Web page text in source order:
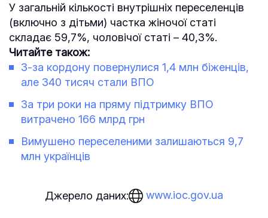
У загальній кількості внутрішніх переселенців
(включно з дітьми) частка жіночої статі
складає 59,7%, чоловічої статі – 40,3%.
Читайте також:
З-за кордону повернулися 1,4 млн біженців,
але 340 тисяч стали ВПО
За три роки на пряму підтримку ВПО
витрачено 166 млрд грн
Вимушено переселеними залишаються 9,7
млн ​​українців
Джерело даних: www.ioc.gov.ua